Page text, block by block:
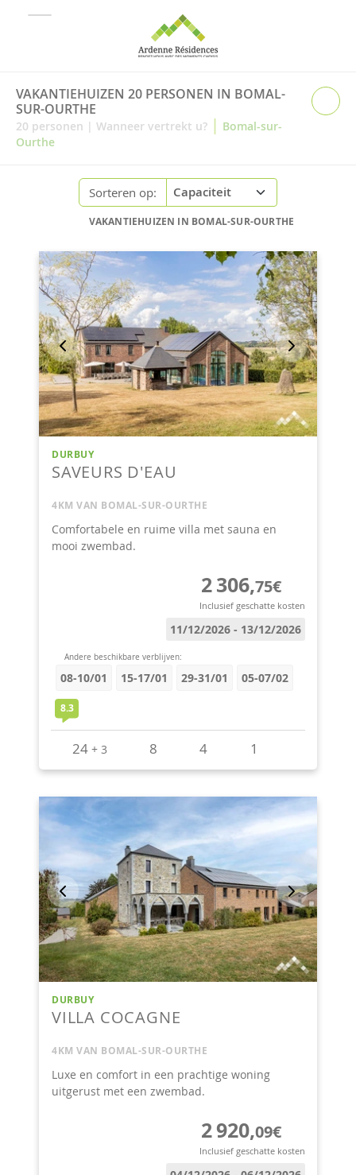
VAKANTIEHUIZEN 20 PERSONEN IN BOMAL-
SUR-OURTHE
20 personen | Wanneer vertrekt u? | Bomal-sur-
Ourthe
Sorteren op:
VAKANTIEHUIZEN IN BOMAL-SUR-OURTHE